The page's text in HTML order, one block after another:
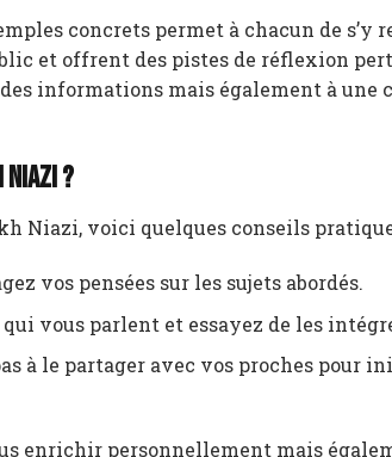
concrets permet à chacun de s’y
et offrent des pistes de réflexion
informations mais également à
?
Niazi, voici quelques conseils
vos pensées sur les sujets abordés.
vous parlent et essayez de les
à le partager avec vos proches pour
enrichir personnellement mais